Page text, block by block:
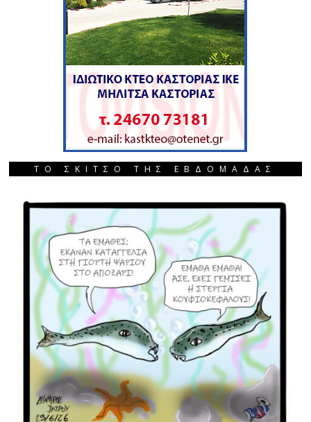
ΤΟ ΣΚΙΤΣΟ ΤΗΣ ΕΒΔΟΜΑΔΑΣ